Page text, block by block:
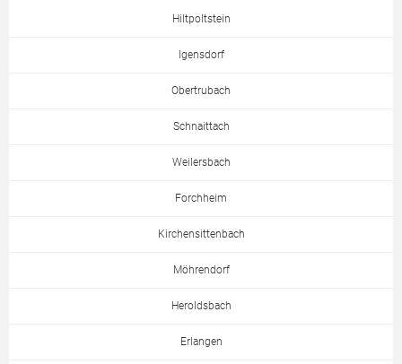
Hiltpoltstein
Igensdorf
Obertrubach
Schnaittach
Weilersbach
Forchheim
Kirchensittenbach
Möhrendorf
Heroldsbach
Erlangen